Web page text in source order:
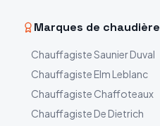
Marques de chaudière
ChauffagisteSaunier Duval
Chauffagiste Elm Leblanc
Chauffagiste Chaffoteaux
Chauffagiste De Dietrich